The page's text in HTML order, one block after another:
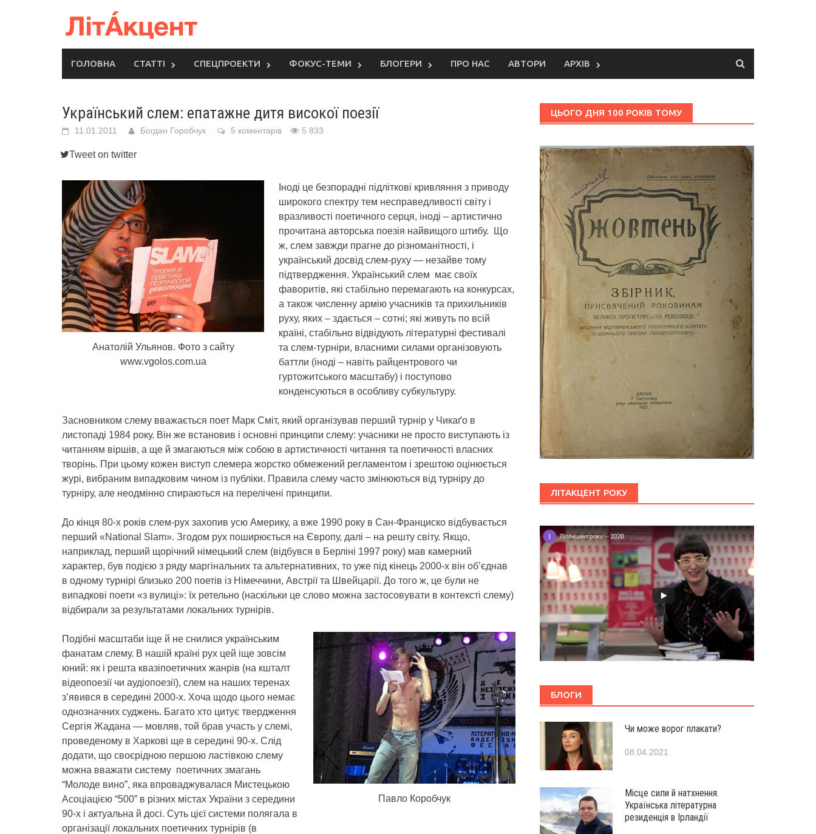
ГОЛОВНА СТАТТІ СПЕЦПРОЕКТИ ФОКУС-ТЕМИ БЛОГЕРИ ПРО НАС АВТОРИ АРХІВ
Український слем: епатажне дитя високої поезії
11.01.2011 Богдан Горобчук 5 коментарів 5 833
Tweet on twitter
Анатолій Ульянов. Фото з сайту
www.vgolos.com.ua
Іноді це безпорадні підліткові кривляння з приводу
широкого спектру тем несправедливості світу і
вразливості поетичного серця, іноді – артистично
прочитана авторська поезія найвищого штибу.
Що
ж, слем завжди прагне до різноманітності, і
український досвід слем-руху — незайве тому
підтвердження. Український слем має своїх
фаворитів, які стабільно перемагають на конкурсах,
а також численну армію учасників та прихильників
руху, яких – здається – сотні; які живуть по всій
країні, стабільно відвідують літературні фестивалі
та слем-турніри, власними силами організовують
баттли (іноді – навіть райцентрового чи
гуртожитського масштабу) і поступово
конденсуються в особливу субкультуру.
Засновником слему вважається поет Марк Сміт, який організував перший турнір у Чикаґо в
листопаді 1984 року. Він же встановив і основні принципи слему: учасники не просто виступають із
читанням віршів, а ще й змагаються між собою в артистичності читання та поетичності власних
творінь. При цьому кожен виступ слемера жорстко обмежений регламентом і зрештою оцінюється
журі, вибраним випадковим чином із публіки. Правила слему часто змінюються від турніру до
турніру, але неодмінно спираються на перелічені принципи.
До кінця 80-х років слем-рух захопив усю Америку, а вже 1990 року в Сан-Франциско відбувається
перший «National Slam». Згодом рух поширюється на Європу, далі – на решту світу. Якщо,
наприклад, перший щорічний німецький слем (відбувся в Берліні 1997 року) мав камерний
характер, був подією з ряду маргінальних та альтернативних, то уже під кінець 2000-х він об’єднав
в одному турнірі близько 200 поетів із Німеччини, Австрії та Швейцарії. До того ж, це були не
випадкові поети «з вулиці»: їх ретельно (наскільки це слово можна застосовувати в контексті слему)
відбирали за результатами локальних турнірів.
Павло Коробчук
Подібні масштаби іще й не снилися українським
фанатам слему. В нашій країні рух цей іще зовсім
юний: як і решта квазіпоетичних жанрів (на кшталт
відеопоезії чи аудіопоезії), слем на наших теренах
з’явився в середині 2000-х. Хоча щодо цього немає
однозначних суджень. Багато хто цитує твердження
Сергія Жадана — мовляв, той брав участь у слемі,
проведеному в Харкові ще в середині 90-х. Слід
додати, що своєрідною першою ластівкою слему
можна вважати систему поетичних змагань
“Молоде вино”, яка впроваджувалася Мистецькою
Асоціацією “500” в різних містах України з середини
90-х і актуальна й досі. Суть цієї системи полягала в
організації локальних поетичних турнірів (в
ЦЬОГО ДНЯ 100 РОКІВ ТОМУ
ЛІТАКЦЕНТ РОКУ
БЛОГИ
Чи може ворог плакати?
08.04.2021
Місце сили й натхнення.
Українська літературна
резиденція в Ірландії